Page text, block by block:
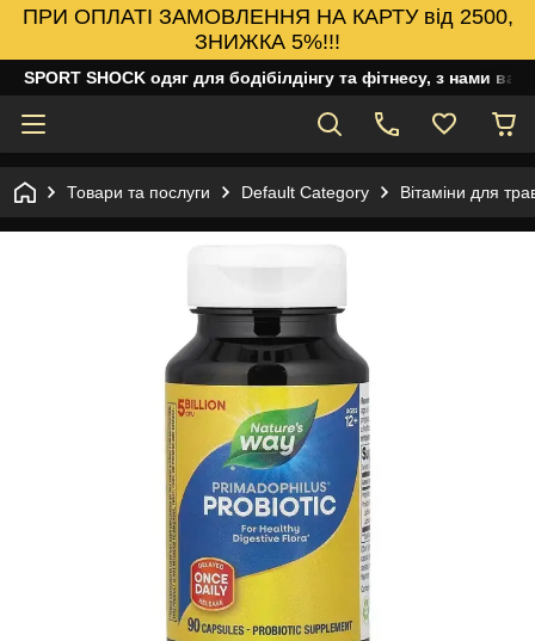
ПРИ ОПЛАТІ ЗАМОВЛЕННЯ НА КАРТУ від 2500,
ЗНИЖКА 5%!!!
SPORT SHOCK одяг для бодібілдінгу та фітнесу, з нами
Товари та послуги Default Category Вітаміни для